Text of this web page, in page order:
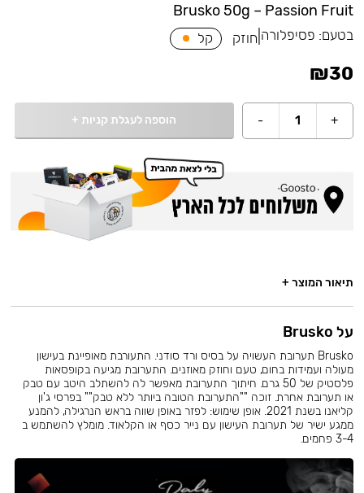
Brusko 50g – Passion Fruit
בטעם: פסיפלורה חוזק קל
₪30
+
1
- הוספה לעגלת קניות +
תיאור המוצר +
על Brusko
Brusko תערובת העשויה על בסיס ורד סודני. התעורבת מאופיינת בעישון
מעולה ועמידות בחום, טעם וחוזק מאוזנים. התערובת מגיעה בקופסאות
פלסטיק של 50 גרם. חיתוך התערובת מאפשר לה להשתלב היטב עם טבק
או תערובת אחרת. זוכה ""התערובת הטובה ביותר ללא טבק"" בפרסי ג'ון
קליאנו בשנת 2021. אופן שימוש: לפזר באופן שווה בראש הנרגילה, להמנע
ממגע ישיר של תערובת העישון עם נייר כסף או הקלאוד. מומלץ להשתמש ב
3-4 פחמים.